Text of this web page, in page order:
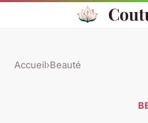
Accueil›Beauté